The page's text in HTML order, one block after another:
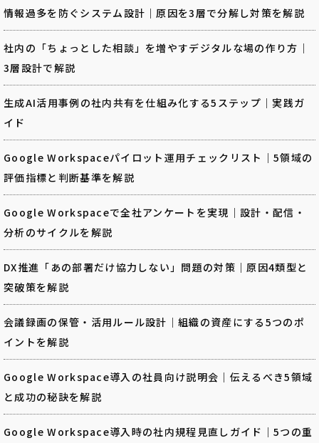
情報過多を防ぐシステム設計｜原因を3層で分解し対策を解説
社内の「ちょっとした相談」を増やすデジタルな場の作り方｜
3層設計で解説
生成AI活用事例の社内共有を仕組み化する5ステップ｜実践ガ
イド
Google Workspaceパイロット運用チェックリスト｜5領域の
評価指標と判断基準を解説
Google Workspaceで全社アンケートを実現｜設計・配信・
分析のサイクルを解説
DX推進「あの部署だけ協力しない」問題の対策｜原因4類型と
突破策を解説
会議録画の保管・活用ルール設計｜組織の資産にする5つのポ
イントを解説
Google Workspace導入の社員向け説明会｜伝えるべき5領域
と成功の秘訣を解説
Google Workspace導入時の社内規程見直しガイド｜5つの重